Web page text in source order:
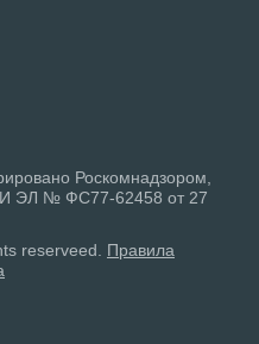
Роскомнадзором,
ЭЛ № ФС77-62458 от 27
reserveed. Правила